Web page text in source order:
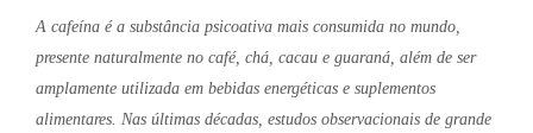
A cafeína é a substância psicoativa mais consumida no mundo,
presente naturalmente no café, chá, cacau e guaraná, além de ser
amplamente utilizada em bebidas energéticas e suplementos
alimentares. Nas últimas décadas, estudos observacionais de grande